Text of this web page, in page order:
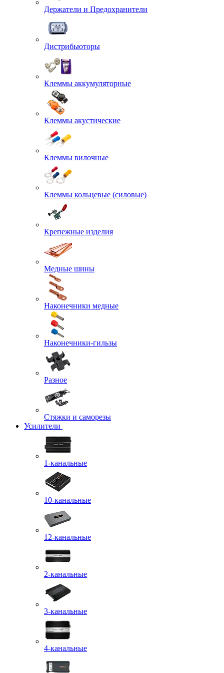
Держатели и Предохранители
Дистрибьюторы
Клеммы аккумуляторные
Клеммы акустические
Клеммы вилочные
Клеммы кольцевые (силовые)
Крепежные изделия
Медные шины
Наконечники медные
Наконечники-гильзы
Разное
Стяжки и саморезы
Усилители
1-канальные
10-канальные
12-канальные
2-канальные
3-канальные
4-канальные